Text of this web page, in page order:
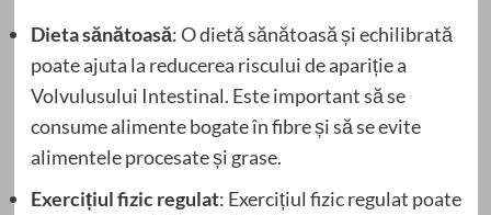
Dieta sănătoasă: O dietă sănătoasă și echilibrată
poate ajuta la reducerea riscului de apariție a
Volvulusului Intestinal. Este important să se
consume alimente bogate în fibre și să se evite
alimentele procesate și grase.
Exercițiul fizic regulat: Exercițiul fizic regulat poate